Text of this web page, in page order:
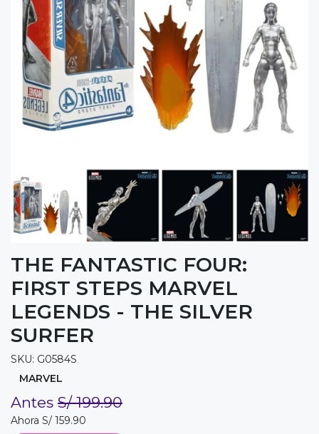
THE FANTASTIC FOUR:
FIRST STEPS MARVEL
LEGENDS - THE SILVER
SURFER
SKU: G0584S
MARVEL
Antes S/ 199.90
Ahora S/ 159.90